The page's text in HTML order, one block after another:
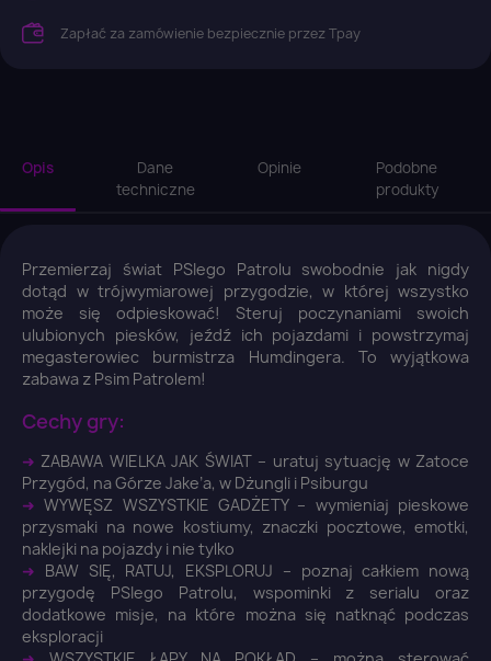
Zapłać za zamówienie bezpiecznie przez Tpay
Opis
Dane
techniczne
Opinie
Podobne
produkty
Przemierzaj świat PSIego Patrolu swobodnie jak nigdy
dotąd w trójwymiarowej przygodzie, w której wszystko
może się odpieskować! Steruj poczynaniami swoich
ulubionych piesków, jeźdź ich pojazdami i powstrzymaj
megasterowiec burmistrza Humdingera. To wyjątkowa
zabawa z Psim Patrolem!
Cechy gry:
➜ ZABAWA WIELKA JAK ŚWIAT – uratuj sytuację w Zatoce
Przygód, na Górze Jake’a, w Dżungli i Psiburgu
➜ WYWĘSZ WSZYSTKIE GADŻETY – wymieniaj pieskowe
przysmaki na nowe kostiumy, znaczki pocztowe, emotki,
naklejki na pojazdy i nie tylko
➜ BAW SIĘ, RATUJ, EKSPLORUJ – poznaj całkiem nową
przygodę PSIego Patrolu, wspominki z serialu oraz
dodatkowe misje, na które można się natknąć podczas
eksploracji
Zaloguj się